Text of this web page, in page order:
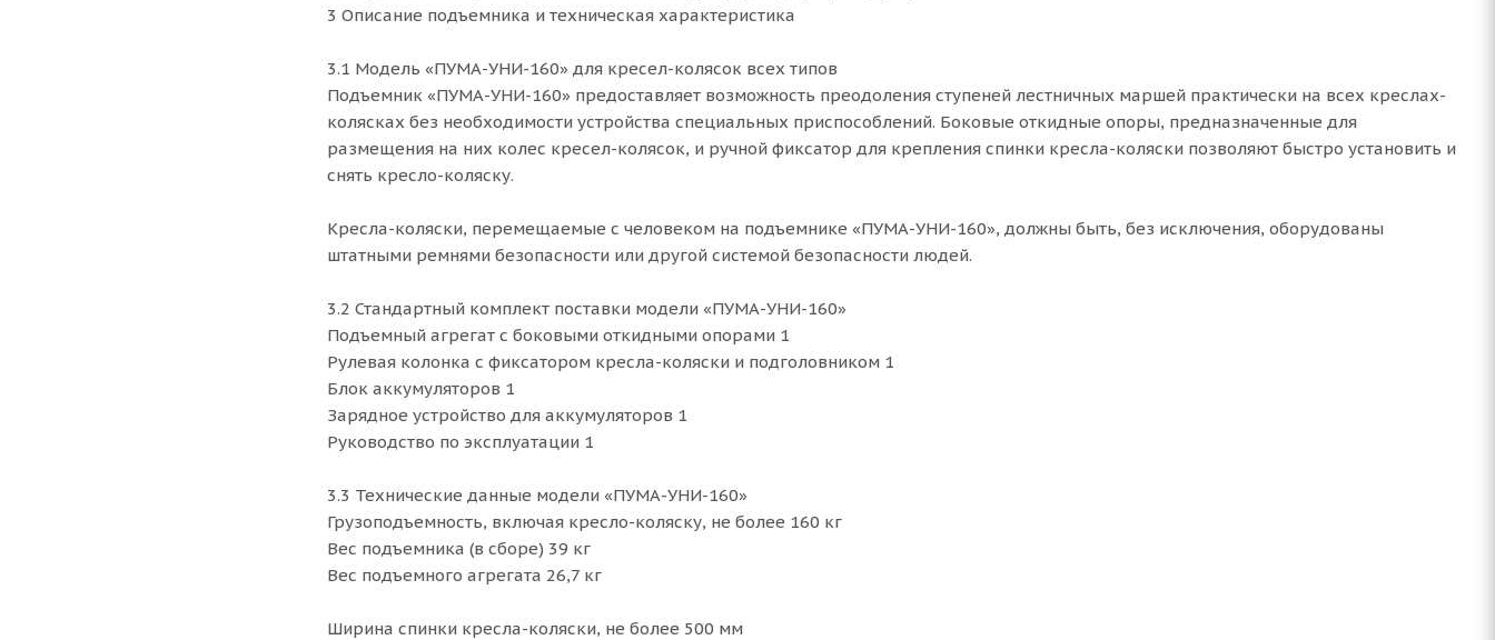
3 Описание подъемника и техническая характеристика
3.1 Модель «ПУМА-УНИ-160» для кресел-колясок всех типов
Подъемник «ПУМА-УНИ-160» предоставляет возможность преодоления ступеней лестничных маршей практически на всех креслах-
колясках без необходимости устройства специальных приспособлений. Боковые откидные опоры, предназначенные для
размещения на них колес кресел-колясок, и ручной фиксатор для крепления спинки кресла-коляски позволяют быстро установить и
снять кресло-коляску.
Кресла-коляски, перемещаемые с человеком на подъемнике «ПУМА-УНИ-160», должны быть, без исключения, оборудованы
штатными ремнями безопасности или другой системой безопасности людей.
3.2 Стандартный комплект поставки модели «ПУМА-УНИ-160»
Подъемный агрегат с боковыми откидными опорами 1
Рулевая колонка с фиксатором кресла-коляски и подголовником 1
Блок аккумуляторов 1
Зарядное устройство для аккумуляторов 1
Руководство по эксплуатации 1
3.3 Технические данные модели «ПУМА-УНИ-160»
Грузоподъемность, включая кресло-коляску, не более 160 кг
Вес подъемника (в сборе) 39 кг
Вес подъемного агрегата 26,7 кг
Ширина спинки кресла-коляски, не более 500 мм